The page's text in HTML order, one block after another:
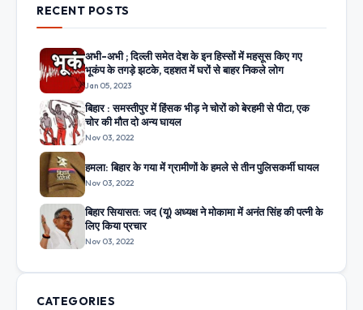
RECENT POSTS
अभी-अभी ; दिल्ली समेत देश के इन हिस्सों में महसूस किए गए
भूकंप के तगड़े झटके, दहशत में घरों से बाहर निकले लोग
Jan 05, 2023
बिहार : समस्तीपुर में हिंसक भीड़ ने चोरों को बेरहमी से पीटा, एक
चोर की मौत दो अन्य घायल
Nov 03, 2022
हमला: बिहार के गया में ग्रामीणों के हमले से तीन पुलिसकर्मी घायल
Nov 03, 2022
बिहार सियासत: जद (यू) अध्यक्ष ने मोकामा में अनंत सिंह की पत्नी के
लिए किया प्रचार
Nov 03, 2022
CATEGORIES